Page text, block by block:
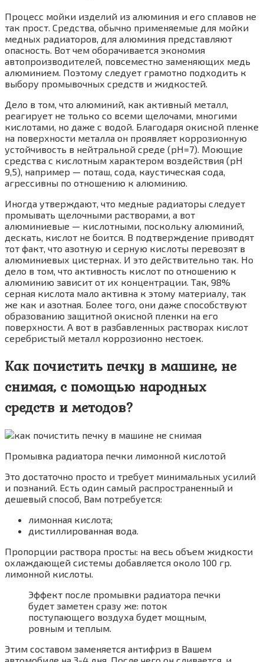
Процесс мойки изделий из алюминия и его сплавов не
так прост. Средства, обычно применяемые для мойки
медных радиаторов, для алюминия представляют
опасность. Вот чем оборачивается экономия
автопроизводителей, повсеместно заменяющих медь
алюминием. Поэтому следует грамотно подходить к
выбору промывочных средств и жидкостей.
Дело в том, что алюминий, как активный металл,
реагирует не только со всеми щелочами, многими
кислотами, но даже с водой. Благодаря окисной пленке
на поверхности металла он проявляет коррозионную
устойчивость в нейтральной среде (pH=7). Моющие
средства с кислотным характером воздействия (pH
9,5), например — поташ, сода, каустическая сода,
агрессивны по отношению к алюминию.
Иногда утверждают, что медные радиаторы следует
промывать щелочными растворами, а вот
алюминиевые — кислотными, поскольку алюминий,
дескать, кислот не боится. В подтверждение приводят
тот факт, что азотную и серную кислоты перевозят в
алюминиевых цистернах. И это действительно так. Но
дело в том, что активность кислот по отношению к
алюминию зависит от их концентрации. Так, 98%
серная кислота мало активна к этому материалу, так
же как и азотная. Более того, они даже способствуют
образованию защитной окисной пленки на его
поверхности. А вот в разбавленных растворах кислот
серебристый металл коррозионно нестоек.
Как почистить печку в машине, не
снимая, с помощью народных
средств и методов?
Промывка радиатора печки лимонной кислотой
Это достаточно просто и требует минимальных усилий
и познаний. Есть один самый распространенный и
дешевый способ, Вам потребуется:
лимонная кислота;
дистиллированная вода.
Пропорции раствора просты: на весь объем жидкости
охлаждающей системы добавляется около 100 гр.
лимонной кислоты.
Эффект после промывки радиатора печки
будет заметен сразу же: поток
поступающего воздуха будет мощным,
ровным и теплым.
Этим составом заменяется антифриз в Вашем